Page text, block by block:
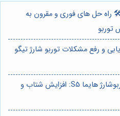
راه حل های فوری و مقرون به
توربو
و رفع مشکلات توربو شارژ تیگو
⭐️ راهنمای جامع خرید توربوشارژ هایما S5: افزایش شتاب و